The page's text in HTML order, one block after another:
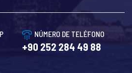
NÚMERO DE TELÉFONO
+90 252 284 49 88